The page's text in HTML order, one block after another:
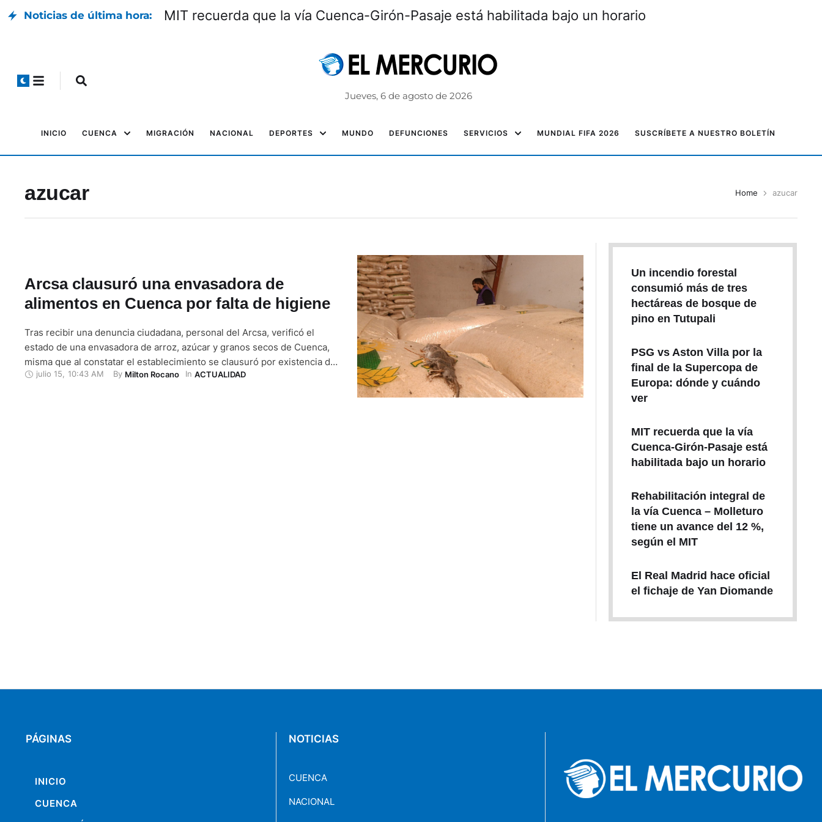
Noticias de última hora: MIT recuerda que la vía Cuenca-Girón-Pasaje está habilitada bajo un horario
Jueves, 6 de agosto de 2026
INICIO CUENCA MIGRACIÓN NACIONAL DEPORTES MUNDO DEFUNCIONES SERVICIOS MUNDIAL FIFA 2026 SUSCRÍBETE A NUESTRO BOLETÍN
azucar Home azucar
Arcsa clausuró una envasadora de
alimentos en Cuenca por falta de higiene
Tras recibir una denuncia ciudadana, personal del Arcsa, verificó el
estado de una envasadora de arroz, azúcar y granos secos de Cuenca,
misma que al constatar el establecimiento se clausuró por existencia de
roedores, heces y muertes sobre los quintales. Según relata el
julio 15 10:43 AM By Milton Rocano In ACTUALIDAD
Un incendio forestal
consumió más de tres
hectáreas de bosque de
pino en Tutupali
PSG vs Aston Villa por la
final de la Supercopa de
Europa: dónde y cuándo
ver
MIT recuerda que la vía
Cuenca-Girón-Pasaje está
habilitada bajo un horario
Rehabilitación integral de
la vía Cuenca – Molleturo
tiene un avance del 12 %,
según el MIT
El Real Madrid hace oficial
el fichaje de Yan Diomande
PÁGINAS
INICIO
CUENCA
NOTICIAS
CUENCA
NACIONAL